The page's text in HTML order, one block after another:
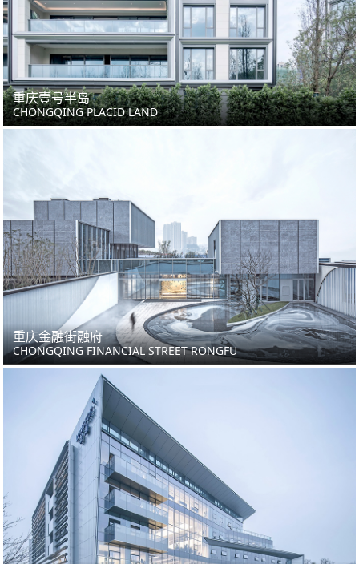
重庆壹号半岛
CHONGQING PLACID LAND
重庆金融街融府
CHONGQING FINANCIAL STREET RONGFU